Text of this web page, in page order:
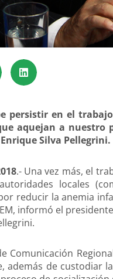
persistir en el
aquejan a nuestro
Silva Pellegrini.
.- Una vez más, el
locales
reducir la anemia
informó el
Comunicación
además de custodiar